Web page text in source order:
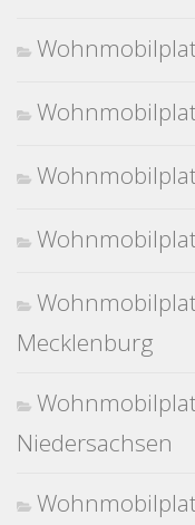
Mecklenburg
Niedersachsen